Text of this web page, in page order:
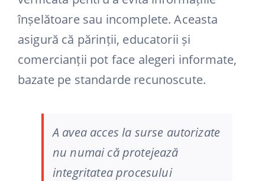
înșelătoare sau incomplete. Aceasta
asigură că părinții, educatorii și
comercianții pot face alegeri informate,
bazate pe standarde recunoscute.
A avea acces la surse autorizate
nu numai că protejează
integritatea procesului